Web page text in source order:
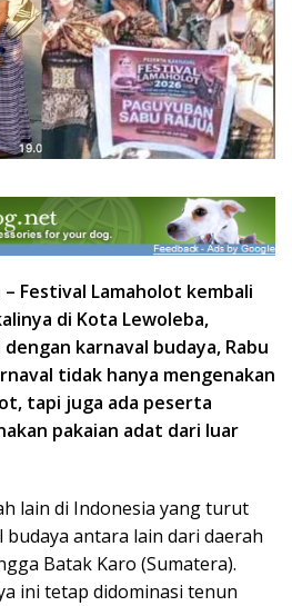
Festival Lamaholot kembali
di Kota Lewoleba,
karnaval budaya, Rabu
tidak hanya mengenakan
tapi juga ada peserta
pakaian adat dari luar
lain di Indonesia yang turut
antara lain dari daerah
Batak Karo (Sumatera).
ini tetap didominasi tenun